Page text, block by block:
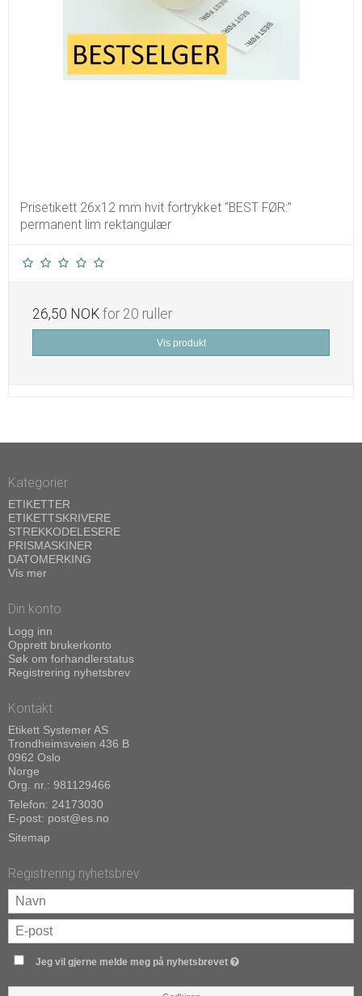
Prisetikett 26x12 mm hvit fortrykket "BEST FØR:"
permanent lim rektangulær
26,50 NOK for 20 ruller
Vis produkt
Kategorier
ETIKETTER
ETIKETTSKRIVERE
STREKKODELESERE
PRISMASKINER
DATOMERKING
Vis mer
Din konto
Logg inn
Opprett brukerkonto
Søk om forhandlerstatus
Registrering nyhetsbrev
Kontakt
Etikett Systemer AS
Trondheimsveien 436 B
0962 Oslo
Norge
Org. nr.: 981129466
Telefon: 24173030
E-post: post@es.no
Sitemap
Registrering nyhetsbrev
Jeg vil gjerne melde meg på nyhetsbrevet